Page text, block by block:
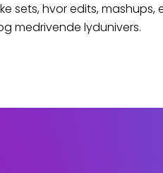
sets, hvor edits,
medrivende lydunivers.